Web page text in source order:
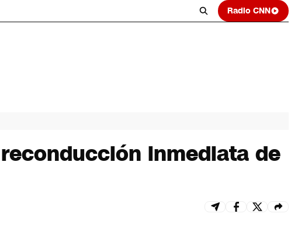
Radio CNN
inmediata de